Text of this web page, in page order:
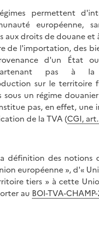
permettent
européenne,
aux droits de douane et
de l'importation, des
d'un État
pas à la
sur le territoire
sous un régime
pas, en effet,
de la TVA (CGI,
définition des notions
européenne », d'«
tiers » à cette
au BOI-TVA-